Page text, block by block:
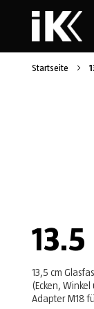
Startseite
13,5 cm
(Ecken,
Adapter M18